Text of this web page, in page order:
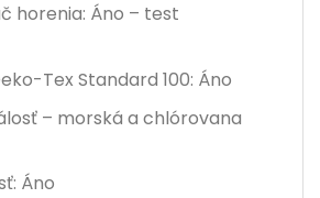
horenia: Áno – test
Tex Standard 100: Áno
– morská a chlórovana
Áno